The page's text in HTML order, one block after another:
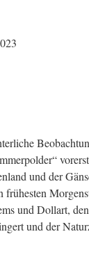
und der
frühesten
und Dollart,
und der